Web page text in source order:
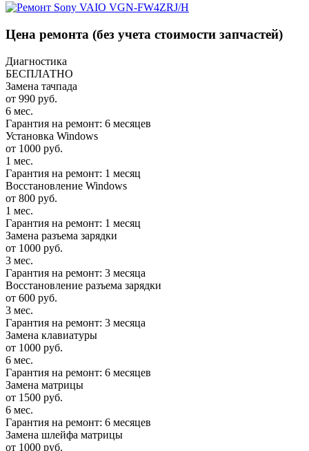
Цена ремонта (без учета стоимости запчастей)
Диагностика
БЕСПЛАТНО
Замена тачпада
от 990 руб.
6 мес.
Гарантия на ремонт: 6 месяцев
Установка Windows
от 1000 руб.
1 мес.
Гарантия на ремонт: 1 месяц
Восстановление Windows
от 800 руб.
1 мес.
Гарантия на ремонт: 1 месяц
Замена разъема зарядки
от 1000 руб.
3 мес.
Гарантия на ремонт: 3 месяца
Восстановление разъема зарядки
от 600 руб.
3 мес.
Гарантия на ремонт: 3 месяца
Замена клавиатуры
от 1000 руб.
6 мес.
Гарантия на ремонт: 6 месяцев
Замена матрицы
от 1500 руб.
6 мес.
Гарантия на ремонт: 6 месяцев
Замена шлейфа матрицы
от 1000 руб.